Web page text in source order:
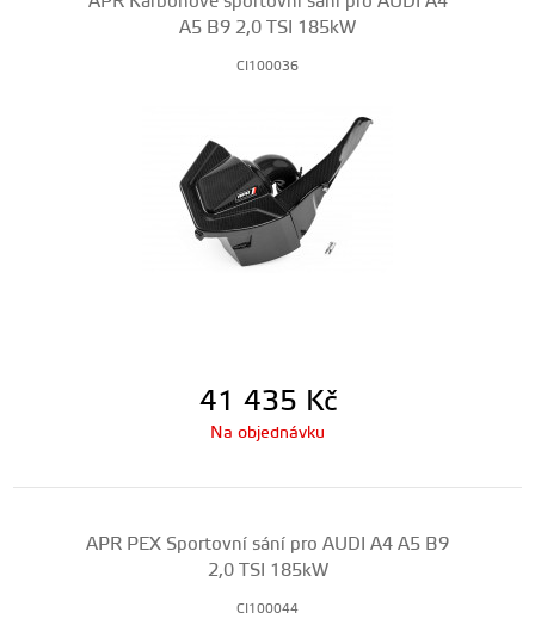
A5 B9 2,0 TSI 185kW
CI100036
41 435 Kč
Na objednávku
APR PEX Sportovní sání pro AUDI A4 A5 B9
2,0 TSI 185kW
CI100044